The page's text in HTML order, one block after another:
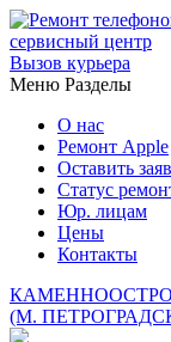
Вызов курьера
Меню Разделы
О нас
Ремонт Apple
Оставить
Статус
Юр. лицам
Цены
Контакты
(М.